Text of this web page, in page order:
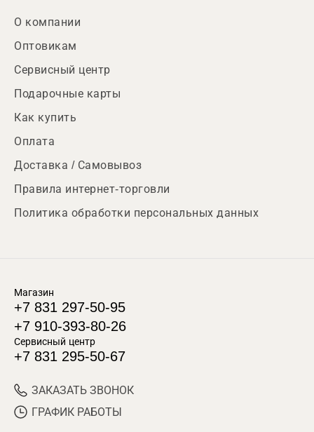
О компании
Оптовикам
Сервисный центр
Подарочные карты
Как купить
Оплата
Доставка / Самовывоз
Правила интернет-торговли
Политика обработки персональных данных
Магазин
+7 831 297-50-95
+7 910-393-80-26
Сервисный центр
+7 831 295-50-67
ЗАКАЗАТЬ ЗВОНОК
ГРАФИК РАБОТЫ